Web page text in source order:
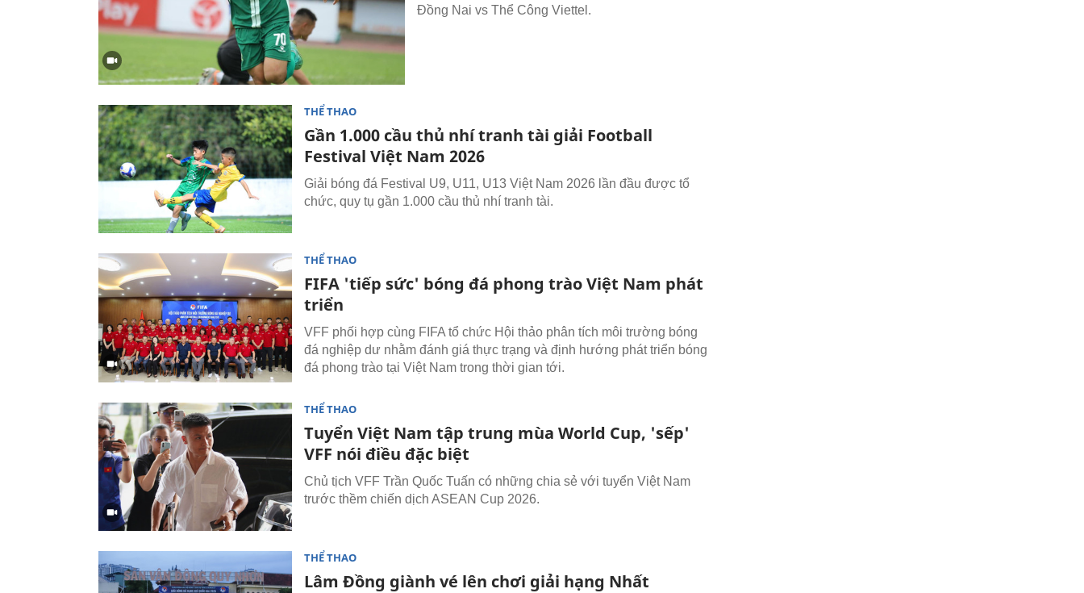
Đồng Nai vs Thể Công Viettel.
THỂ THAO
Gần 1.000 cầu thủ nhí tranh tài giải Football
Festival Việt Nam 2026
Giải bóng đá Festival U9, U11, U13 Việt Nam 2026 lần đầu được tổ
chức, quy tụ gần 1.000 cầu thủ nhí tranh tài.
THỂ THAO
FIFA 'tiếp sức' bóng đá phong trào Việt Nam phát
triển
VFF phối hợp cùng FIFA tổ chức Hội thảo phân tích môi trường bóng
đá nghiệp dư nhằm đánh giá thực trạng và định hướng phát triển bóng
đá phong trào tại Việt Nam trong thời gian tới.
THỂ THAO
Tuyển Việt Nam tập trung mùa World Cup, 'sếp'
VFF nói điều đặc biệt
Chủ tịch VFF Trần Quốc Tuấn có những chia sẻ với tuyển Việt Nam
trước thềm chiến dịch ASEAN Cup 2026.
THỂ THAO
Lâm Đồng giành vé lên chơi giải hạng Nhất